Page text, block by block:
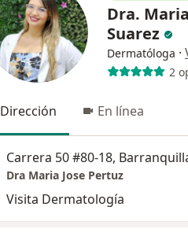
Dra.
Suarez
Dermatóloga ·
2
Dirección En línea
Carrera 50 #80-18,
Dra Maria Jose Pertuz
Visita Dermatología